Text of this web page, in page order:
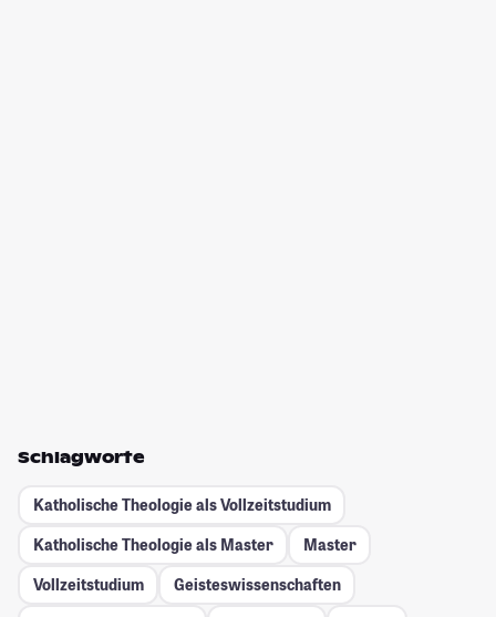
Schlagworte
Katholische Theologie als Vollzeitstudium
Katholische Theologie als Master
Master
Vollzeitstudium
Geisteswissenschaften